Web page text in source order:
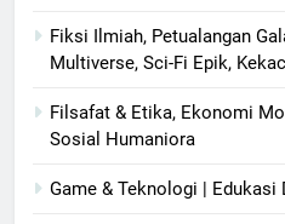
Fiksi Ilmiah, Petualangan
Multiverse, Sci-Fi Epik,
Filsafat & Etika, Ekonomi
Sosial Humaniora
Game & Teknologi | Edukasi